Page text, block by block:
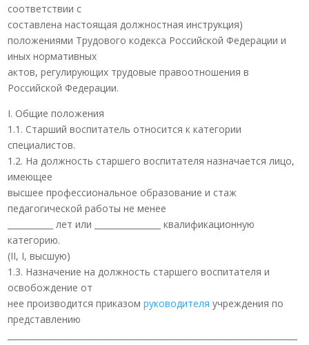
соответствии с
составлена настоящая должностная инструкция)
положениями Трудового кодекса Российской Федерации и
иных нормативных
актов, регулирующих трудовые правоотношения в
Российской Федерации.
I. Общие положения
1.1. Старший воспитатель относится к категории
специалистов.
1.2. На должность старшего воспитателя назначается лицо,
имеющее
высшее профессиональное образование и стаж
педагогической работы не менее
___________ лет или ________________ квалификационную
категорию.
(II, I, высшую)
1.3. Назначение на должность старшего воспитателя и
освобождение от
нее производится приказомруководителя учреждения по
представлению